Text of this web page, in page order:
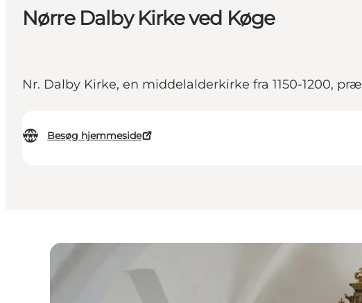
Nørre Dalby Kirke ved Køge
Nr. Dalby Kirke, en middelalderkirke fra 1150-1200,
Besøg hjemmeside